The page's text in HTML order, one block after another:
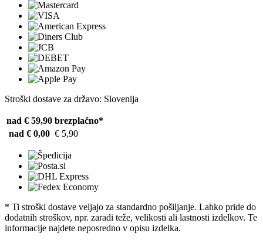
Stroški dostave za državo: Slovenija
nad € 59,90 brezplačno*
nad € 0,00 € 5,90
* Ti stroški dostave veljajo za standardno pošiljanje. Lahko pride do
dodatnih stroškov, npr. zaradi teže, velikosti ali lastnosti izdelkov. Te
informacije najdete neposredno v opisu izdelka.